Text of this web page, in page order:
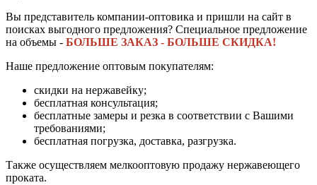
Вы представитель компании-оптовика и пришли на сайт в
поисках выгодного предложения? Специальное предложение
на объемы - БОЛЬШЕ ЗАКАЗ - БОЛЬШЕ СКИДКА!
Наше предложение оптовым покупателям:
скидки на нержавейку;
бесплатная консультация;
бесплатные замеры и резка в соответствии с Вашими
требованиями;
бесплатная погрузка, доставка, разгрузка.
Также осуществляем мелкооптовую продажу нержавеющего
проката.